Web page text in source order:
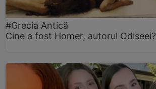
#Grecia Antică
Cine a fost Homer, autorul Odiseei?